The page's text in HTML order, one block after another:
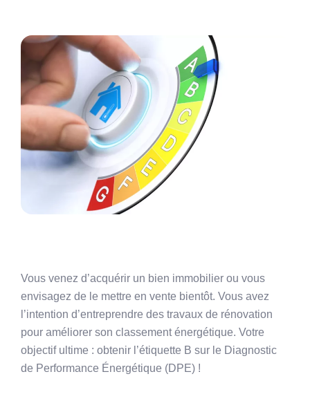
Vous venez d’acquérir un bien immobilier ou vous
envisagez de le mettre en vente bientôt. Vous avez
l’intention d’entreprendre des travaux de rénovation
pour améliorer son classement énergétique. Votre
objectif ultime : obtenir l’étiquette B sur le Diagnostic
de Performance Énergétique (DPE) !